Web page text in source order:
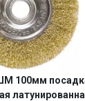
100мм